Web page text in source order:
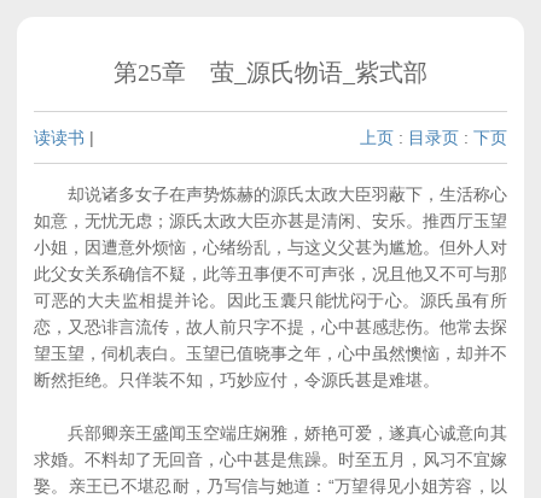
第25章 萤_源氏物语_紫式部
读读书 | 上页 : 目录页 : 下页
却说诸多女子在声势炼赫的源氏太政大臣羽蔽下，生活称心
如意，无忧无虑；源氏太政大臣亦甚是清闲、安乐。推西厅玉望
小姐，因遭意外烦恼，心绪纷乱，与这义父甚为尴尬。但外人对
此父女关系确信不疑，此等丑事便不可声张，况且他又不可与那
可恶的大夫监相提并论。因此玉囊只能忧闷于心。源氏虽有所
恋，又恐诽言流传，故人前只字不提，心中甚感悲伤。他常去探
望玉望，伺机表白。玉望已值晓事之年，心中虽然懊恼，却并不
断然拒绝。只佯装不知，巧妙应付，令源氏甚是难堪。
兵部卿亲王盛闻玉空端庄娴雅，娇艳可爱，遂真心诚意向其
求婚。不料却了无回音，心中甚是焦躁。时至五月，风习不宜嫁
娶。亲王已不堪忍耐，乃写信与她道：“万望得见小姐芳容，以